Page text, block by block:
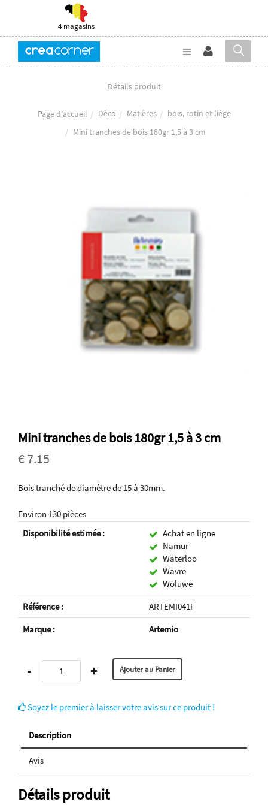
4 magasins
Détails produit
Page d'accueil Déco Matières
bois, rotin et liège
Mini tranches de bois 180gr 1,5 à 3 cm
Mini tranches de bois 180gr 1,5 à 3 cm
€ 7.15
Bois tranché de diamètre de 15 à 30mm.
Environ 130 pièces
Disponibilité estimée :
Achat en ligne
Namur
Waterloo
Wavre
Woluwe
Référence :
ARTEMI041F
Marque :
Artemio
- +
Soyez le premier à laisser votre avis sur ce produit !
Description
Avis
Détails produit